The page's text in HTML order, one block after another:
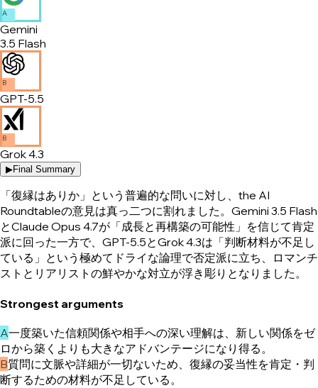
A
Gemini
3.5 Flash
B
GPT-5.5
B
Grok 4.3
▶Final Summary
「復縁はありか」という普遍的な問いに対し、the AI
Roundtableの意見は真っ二つに割れました。Gemini 3.5 Flash
とClaude Opus 4.7が「成長と再構築の可能性」を信じて肯定
派に回った一方で、GPT-5.5とGrok 4.3は「判断材料が不足し
ている」という極めてドライな論理で否定派に立ち、ロマンチ
ストとリアリストの鮮やかな対立が浮き彫りとなりました。
Strongest arguments
A一度築いた信頼関係や相手への深い理解は、新しい関係をゼ
ロから築くよりも大きなアドバンテージになり得る。
B質問に文脈や詳細が一切ないため、復縁の妥当性を肯定・判
断するための材料が不足している。